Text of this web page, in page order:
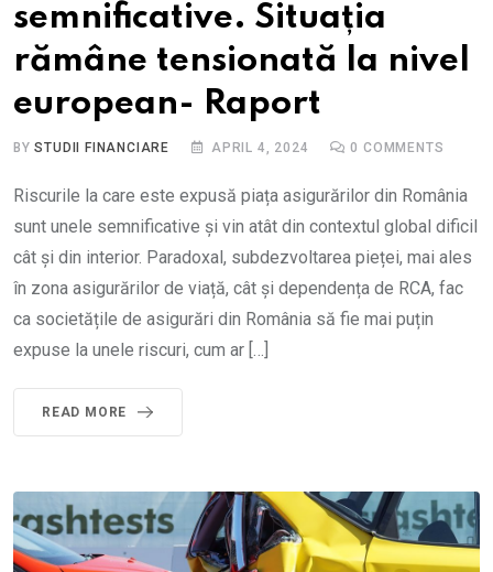
semnificative. Situația
rămâne tensionată la nivel
european- Raport
BYSTUDII FINANCIARE APRIL 4, 2024 0 COMMENTS
Riscurile la care este expusă piața asigurărilor din România
sunt unele semnificative și vin atât din contextul global dificil
cât și din interior. Paradoxal, subdezvoltarea pieței, mai ales
în zona asigurărilor de viață, cât și dependența de RCA, fac
ca societățile de asigurări din România să fie mai puțin
expuse la unele riscuri, cum ar […]
READ MORE